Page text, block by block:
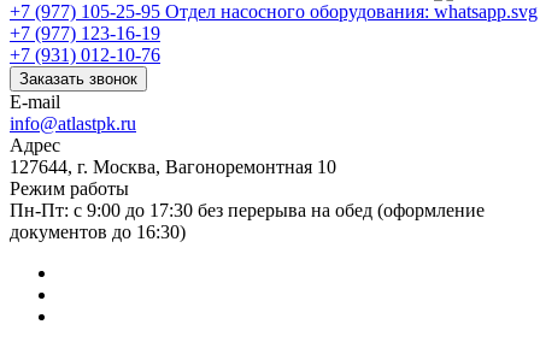
+7 (977) 105-25-95 Отдел насосного оборудования:
+7 (977) 123-16-19
+7 (931) 012-10-76
Заказать звонок
E-mail
info@atlastpk.ru
Адрес
127644, г. Москва, Вагоноремонтная 10
Режим работы
Пн-Пт: с 9:00 до 17:30 без перерыва на обед (оформление
документов до 16:30)